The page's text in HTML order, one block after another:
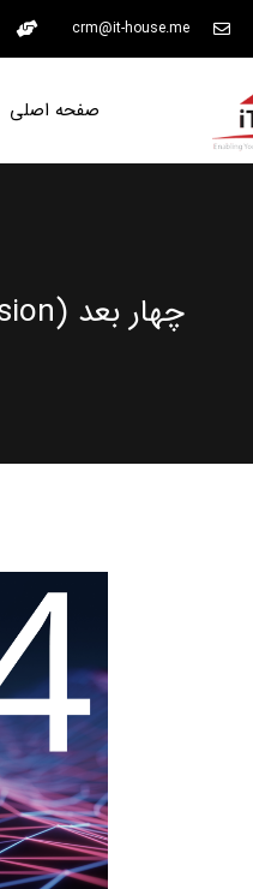
crm@it-house.me
صفحه اصلی
چهار بعد (Dimension‌) تعریف شده در ITIL4# چه هستند (بخش دوم)؟‌